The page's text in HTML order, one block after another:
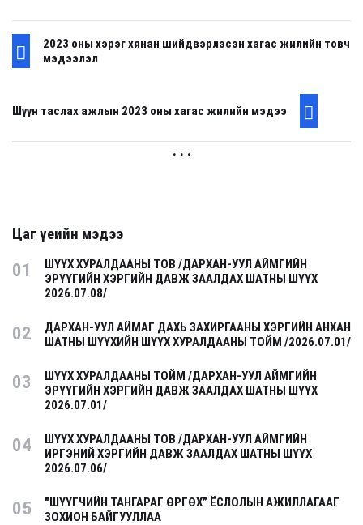
2023 оны хэрэг хянан шийдвэрлэсэн хагас жилийн товч
мэдээлэл
Шүүн таслах ажлын 2023 оны хагас жилийн мэдээ
. . .
Цаг үеийн мэдээ
01
ШҮҮХ ХУРАЛДААНЫ ТОВ /ДАРХАН-УУЛ АЙМГИЙН
ЭРҮҮГИЙН ХЭРГИЙН ДАВЖ ЗААЛДАХ ШАТНЫ ШҮҮХ
2026.07.08/
02
ДАРХАН-УУЛ АЙМАГ ДАХЬ ЗАХИРГААНЫ ХЭРГИЙН АНХАН
ШАТНЫ ШҮҮХИЙН ШҮҮХ ХУРАЛДААНЫ ТОЙМ /2026.07.01/
03
ШҮҮХ ХУРАЛДААНЫ ТОЙМ /ДАРХАН-УУЛ АЙМГИЙН
ЭРҮҮГИЙН ХЭРГИЙН ДАВЖ ЗААЛДАХ ШАТНЫ ШҮҮХ
2026.07.01/
04
ШҮҮХ ХУРАЛДААНЫ ТОВ /ДАРХАН-УУЛ АЙМГИЙН
ИРГЭНИЙ ХЭРГИЙН ДАВЖ ЗААЛДАХ ШАТНЫ ШҮҮХ
2026.07.06/
05
"ШҮҮГЧИЙН ТАНГАРАГ ӨРГӨХ” ЁСЛОЛЫН АЖИЛЛАГААГ
ЗОХИОН БАЙГУУЛЛАА